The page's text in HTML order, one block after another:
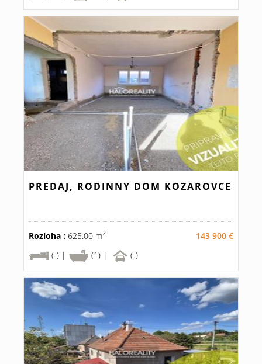
PREDAJ, RODINNÝ DOM KOZÁROVCE
Rozloha : 625.00 m2
143 900 €
(-) |
(1) | (-)